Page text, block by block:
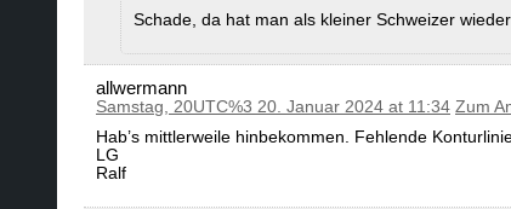
Schade, da hat man als kleiner Schweizer
allwermann
Samstag, 20UTC%3 20. Januar 2024 at 11:34 Zum
Hab’s mittlerweile hinbekommen. Fehlende
LG
Ralf